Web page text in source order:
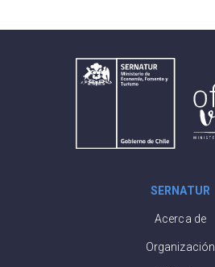
SERNATUR
Acerca de
Organización